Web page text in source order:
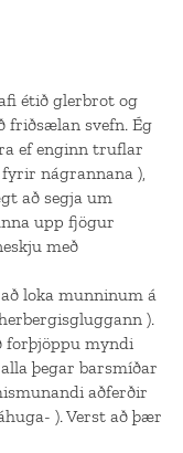
étið glerbrot og
friðsælan svefn. Ég
ef enginn truflar
nágrannana ),
að segja um
upp fjögur
með
loka munninum á
).
forþjöppu myndi
þegar barsmíðar
aðferðir
). Verst að þær